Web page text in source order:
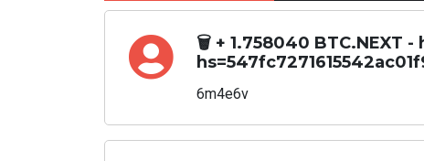
🗑 + 1.758040 BTC.NEXT
6m4e6v